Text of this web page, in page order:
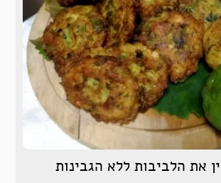
את הלביבות ללא הגבינות